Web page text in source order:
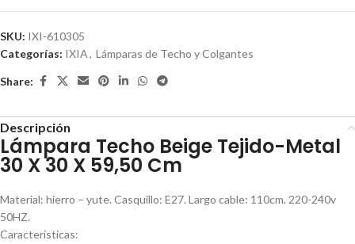
SKU: IXI-610305
Categorías: IXIA, Lámparas de Techo y Colgantes
Share:
Descripción
Lámpara Techo Beige Tejido-Metal
30 X 30 X 59,50 Cm
Material: hierro – yute. Casquillo: E27. Largo cable: 110cm. 220-240v
50HZ.
Características: